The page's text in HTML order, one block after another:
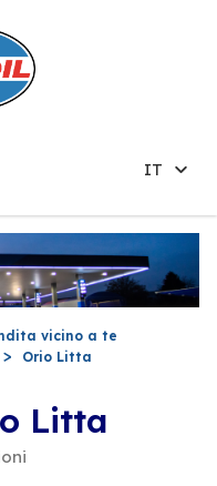
IT
vicino a te
Orio Litta
Litta